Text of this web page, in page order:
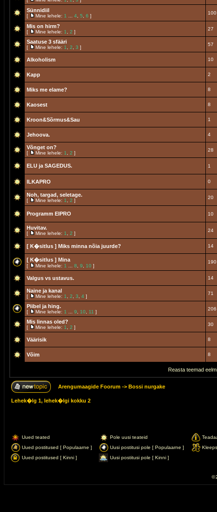
Sünnidiil
[ Mine lehele: 1 4 5 6 ]
100
Mis on hirm?
[ Mine lehele: 1 2 ]
27
Saatuse 3 sfääri
[ Mine lehele: 1 2 3 ]
57
Alkoholism 10
Kapp 2
Miks me elame? 8
Kaosest 8
Kroon&Sõrmus&Sau 1
Jehoova. 4
Võnget on?
[ Mine lehele: 1 2 ]
28
ELU ja SAGEDUS. 1
ILKAPRO 0
Noh, targad, seletage.
[ Mine lehele: 1 2 ]
20
Programm EIPRO 10
Huvitav.
[ Mine lehele: 1 2 ]
24
[ K�sitlus ] Miks minna nõia juurde? 14
[ K�sitlus ] Mina
[ Mine lehele: 1 8 9 10 ]
190
Valgus vs ustavus. 14
Naine ja kanal
[ Mine lehele: 1 2 3 4 ]
71
Piibel ja hing.
[ Mine lehele: 1 9 10 11 ]
206
Mis linnas oled?
[ Mine lehele: 1 2 ]
30
Väärisik 8
Võim 8
Reasta teemad
Arengumaagide Foorum -> Bossi nurgake
Lehek�lg 1, lehek�lgi kokku 2
Uued teated Pole uusi teateid
Uued postitused [ Populaarne ]
Uusi postitusi pole [ Populaarne ]
Kleeps
Uued postitused [ Kinni ]
Uusi postitusi pole [ Kinni ]
©